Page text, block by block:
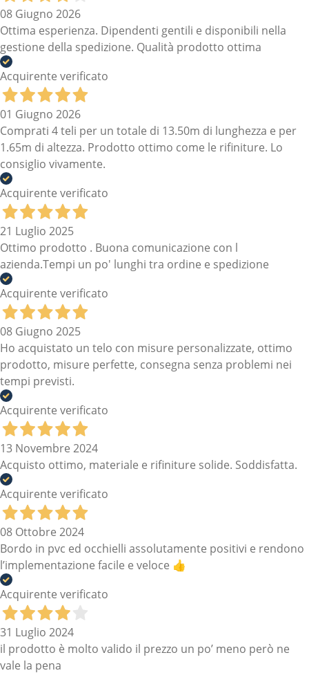
08 Giugno 2026
Ottima esperienza. Dipendenti gentili e disponibili nella
gestione della spedizione. Qualità prodotto ottima
Acquirente verificato
01 Giugno 2026
Comprati 4 teli per un totale di 13.50m di lunghezza e per
1.65m di altezza. Prodotto ottimo come le rifiniture. Lo
consiglio vivamente.
Acquirente verificato
21 Luglio 2025
Ottimo prodotto . Buona comunicazione con l
azienda.Tempi un po' lunghi tra ordine e spedizione
Acquirente verificato
08 Giugno 2025
Ho acquistato un telo con misure personalizzate, ottimo
prodotto, misure perfette, consegna senza problemi nei
tempi previsti.
Acquirente verificato
13 Novembre 2024
Acquisto ottimo, materiale e rifiniture solide. Soddisfatta.
Acquirente verificato
08 Ottobre 2024
Bordo in pvc ed occhielli assolutamente positivi e rendono
l’implementazione facile e veloce 👍
Acquirente verificato
31 Luglio 2024
il prodotto è molto valido il prezzo un po’ meno però ne
vale la pena